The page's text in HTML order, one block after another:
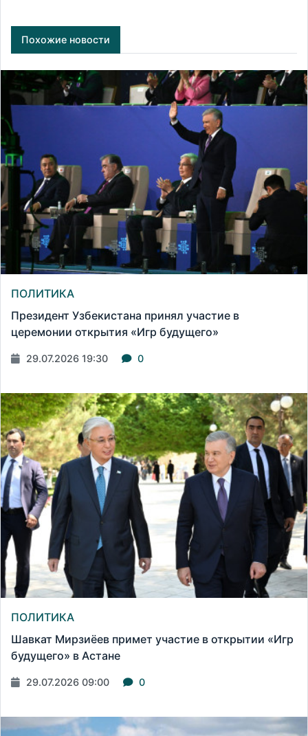
Похожие новости
ПОЛИТИКА
Президент Узбекистана принял участие в
церемонии открытия «Игр будущего»
29.07.2026 19:30 0
ПОЛИТИКА
Шавкат Мирзиёев примет участие в открытии «Игр
будущего» в Астане
29.07.2026 09:00 0